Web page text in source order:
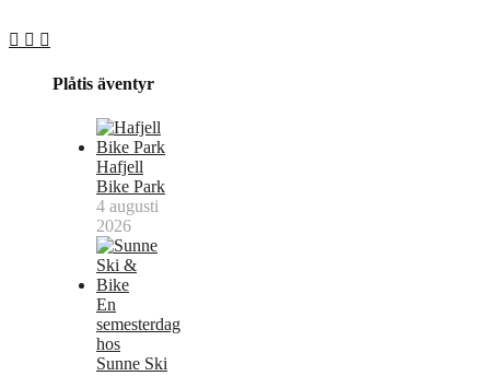
Plåtis äventyr
Hafjell
Bike Park
4 augusti
2026
En
semesterdag
hos
Sunne Ski